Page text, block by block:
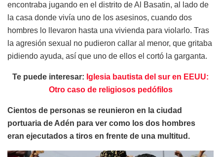
encontraba jugando en el distrito de Al Basatin, al lado de
la casa donde vivía uno de los asesinos, cuando dos
hombres lo llevaron hasta una vivienda para violarlo. Tras
la agresión sexual no pudieron callar al menor, que gritaba
pidiendo ayuda, así que uno de ellos el cortó la garganta.
Te puede interesar: Iglesia bautista del sur en EEUU:
Otro caso de religiosos pedófilos
Cientos de personas se reunieron en la ciudad
portuaria de Adén para ver como los dos hombres
eran ejecutados a tiros en frente de una multitud.